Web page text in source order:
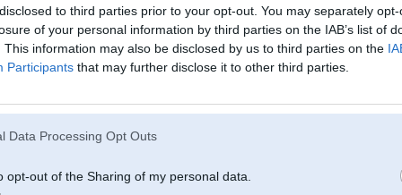
to third parties prior to your opt-out. You may separately
of your personal information by third parties on the IAB’s list of
This information may also be disclosed by us to third parties on the
Participants that may further disclose it to other third parties.
Data Processing Opt Outs
opt-out of the Sharing of my personal data.
26. Apr 2015, 19:27
Pie lolvo vēl var pieminētu tādu lietu, ka salona plastmasas diezgan pretīgi
ērti sēdekļi, patēriņš mazs un lai tiktu kādam garām jaudas arī pilnībā pietiek
Kā jau minēja, tad apgriešanās rādiuss
Vājās vietas s60 varētu būt stūres reika/sajūgs/spararats
Un jā, manuprāt, iekš LV nenobrauktu volvo ar D5 būs diezgan